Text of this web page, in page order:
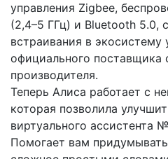
управления Zigbee,
(2,4–5 ГГц) и Bluetooth 5.0,
встраивания в
официального поставщика
производителя.
Теперь Алиса работает с
которая позволила
виртуального ассистента
Помогает вам